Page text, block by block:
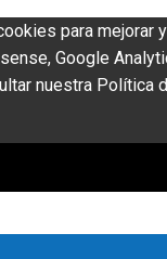
para mejorar
Google
nuestra Política